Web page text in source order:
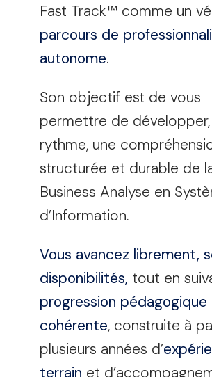
Fast Track™ comme un
parcours de
autonome.
Son objectif est de vous
permettre de
rythme, une
structurée et durable de
Business Analyse en
d’Information.
Vous avancez librement,
disponibilités, tout en
progression pédagogique
cohérente, construite à
plusieurs années d’
terrain et